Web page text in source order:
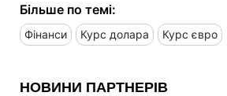
Більше по темі:
Фінанси Курс долара Курс євро